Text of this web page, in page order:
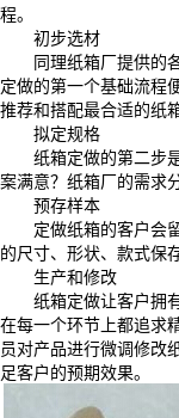
程。
初步选材
同理纸箱厂提供的
定做的第一个基础流程
推荐和搭配最合适的纸
拟定规格
纸箱定做的第二步
案满意？纸箱厂的需求
预存样本
定做纸箱的客户会
的尺寸、形状、款式保
生产和修改
纸箱定做让客户拥
在每一个环节上都追求
员对产品进行微调修改
足客户的预期效果。